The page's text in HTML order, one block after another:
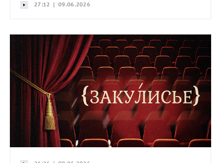
27:12 | 09.06.2026